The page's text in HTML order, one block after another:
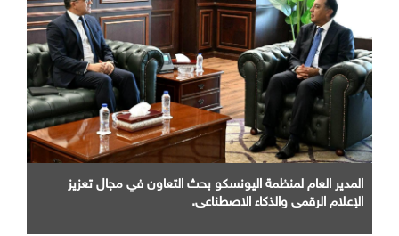
المدير العام لمنظمة اليونسكو بحث التعاون في مجال تعزيز
الإعلام الرقمي والذكاء الاصطناعي.